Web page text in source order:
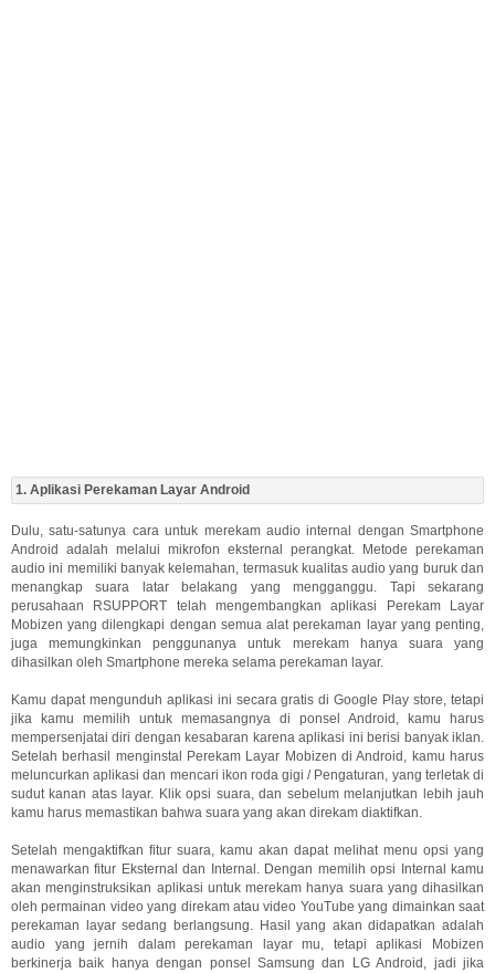
1. Aplikasi Perekaman Layar Android
Dulu, satu-satunya cara untuk merekam audio internal dengan Smartphone
Android adalah melalui mikrofon eksternal perangkat. Metode perekaman
audio ini memiliki banyak kelemahan, termasuk kualitas audio yang buruk dan
menangkap suara latar belakang yang mengganggu. Tapi sekarang
perusahaan RSUPPORT telah mengembangkan aplikasi Perekam Layar
Mobizen yang dilengkapi dengan semua alat perekaman layar yang penting,
juga memungkinkan penggunanya untuk merekam hanya suara yang
dihasilkan oleh Smartphone mereka selama perekaman layar.
Kamu dapat mengunduh aplikasi ini secara gratis di Google Play store, tetapi
jika kamu memilih untuk memasangnya di ponsel Android, kamu harus
mempersenjatai diri dengan kesabaran karena aplikasi ini berisi banyak iklan.
Setelah berhasil menginstal Perekam Layar Mobizen di Android, kamu harus
meluncurkan aplikasi dan mencari ikon roda gigi / Pengaturan, yang terletak di
sudut kanan atas layar. Klik opsi suara, dan sebelum melanjutkan lebih jauh
kamu harus memastikan bahwa suara yang akan direkam diaktifkan.
Setelah mengaktifkan fitur suara, kamu akan dapat melihat menu opsi yang
menawarkan fitur Eksternal dan Internal. Dengan memilih opsi Internal kamu
akan menginstruksikan aplikasi untuk merekam hanya suara yang dihasilkan
oleh permainan video yang direkam atau video YouTube yang dimainkan saat
perekaman layar sedang berlangsung. Hasil yang akan didapatkan adalah
audio yang jernih dalam perekaman layar mu, tetapi aplikasi Mobizen
berkinerja baik hanya dengan ponsel Samsung dan LG Android, jadi jika